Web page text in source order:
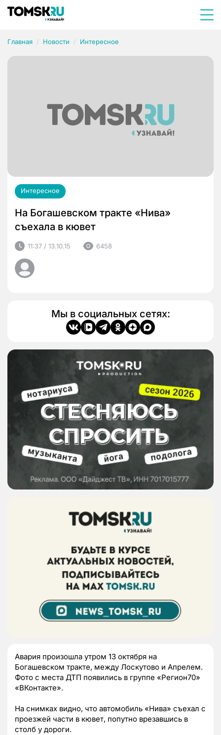
Главная Новости Интересное
Интересное
На Богашевском тракте «Нива»
съехала в кювет
11:37 / 13.10.15 6458
Мы в социальных сетях:
Авария произошла утром 13 октября на
Богашевском тракте, между Лоскутово и Апрелем.
Фото с места ДТП появились в группе «Регион70»
«ВКонтакте».
На снимках видно, что автомобиль «Нива» съехал с
проезжей части в кювет, попутно врезавшись в
столб у дороги.